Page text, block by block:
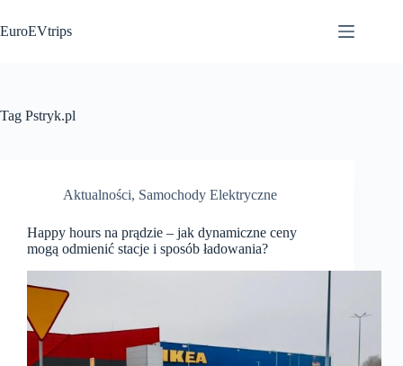
do
treści
EuroEVtrips
Tag Pstryk.pl
Aktualności, Samochody Elektryczne
Happy hours na prądzie – jak dynamiczne ceny
mogą odmienić stacje i sposób ładowania?